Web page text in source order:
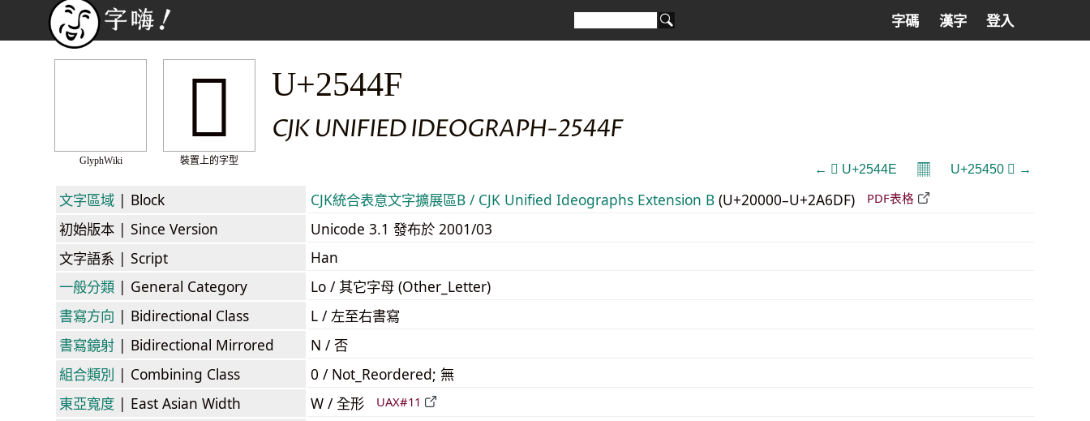
字碼 漢字 登入
GlyphWiki
𥑏
裝置上的字型
U+2544F
CJK UNIFIED IDEOGRAPH-2544F
← 𥑎 U+2544E 𝄜 U+25450 𥑐 →
文字區域 | Block CJK統合表意文字擴展區B / CJK Unified Ideographs Extension B (U+20000–U+2A6DF) PDF表格
初始版本 | Since Version
Unicode 3.1 發布於 2001/03
文字語系 | Script
Han
一般分類 | General Category
Lo / 其它字母 (Other_Letter)
書寫方向 | Bidirectional Class
L / 左至右書寫
書寫鏡射 | Bidirectional Mirrored
N / 否
組合類別 | Combining Class
0 / Not_Reordered; 無
東亞寬度 | East Asian Width W / 全形 UAX#11